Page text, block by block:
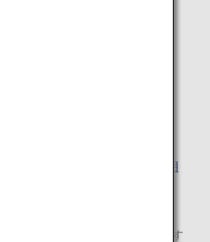
となる提携航空会社とそのご利用
さい
アライアンス加盟航空会社が運航す